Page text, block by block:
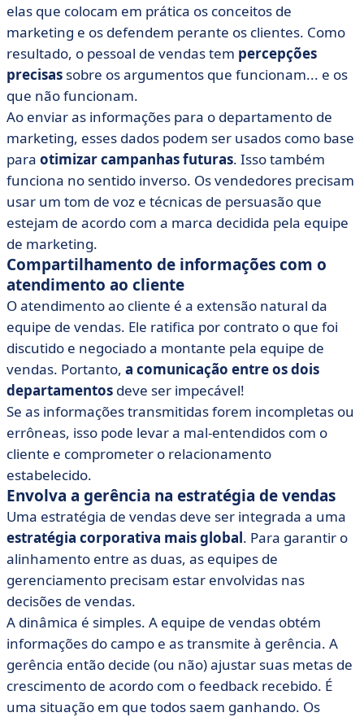
elas que colocam em prática os conceitos de
marketing e os defendem perante os clientes. Como
resultado, o pessoal de vendas tem percepções
precisas sobre os argumentos que funcionam... e os
que não funcionam.
Ao enviar as informações para o departamento de
marketing, esses dados podem ser usados como base
para otimizar campanhas futuras. Isso também
funciona no sentido inverso. Os vendedores precisam
usar um tom de voz e técnicas de persuasão que
estejam de acordo com a marca decidida pela equipe
de marketing.
Compartilhamento de informações com o
atendimento ao cliente
O atendimento ao cliente é a extensão natural da
equipe de vendas. Ele ratifica por contrato o que foi
discutido e negociado a montante pela equipe de
vendas. Portanto, a comunicação entre os dois
departamentos deve ser impecável!
Se as informações transmitidas forem incompletas ou
errôneas, isso pode levar a mal-entendidos com o
cliente e comprometer o relacionamento
estabelecido.
Envolva a gerência na estratégia de vendas
Uma estratégia de vendas deve ser integrada a uma
estratégia corporativa mais global. Para garantir o
alinhamento entre as duas, as equipes de
gerenciamento precisam estar envolvidas nas
decisões de vendas.
A dinâmica é simples. A equipe de vendas obtém
informações do campo e as transmite à gerência. A
gerência então decide (ou não) ajustar suas metas de
crescimento de acordo com o feedback recebido. É
uma situação em que todos saem ganhando. Os